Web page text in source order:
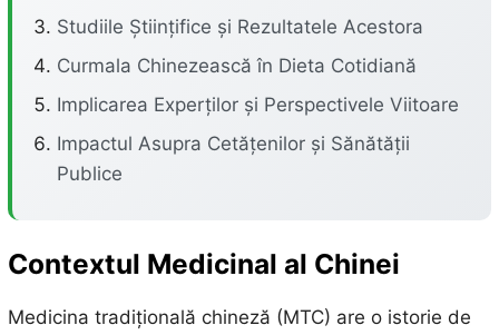
Studiile Științifice și Rezultatele Acestora
Curmala Chinezească în Dieta Cotidiană
Implicarea Experților și Perspectivele Viitoare
Impactul Asupra Cetățenilor și Sănătății
Publice
Contextul Medicinal al Chinei
Medicina tradițională chineză (MTC) are o istorie de